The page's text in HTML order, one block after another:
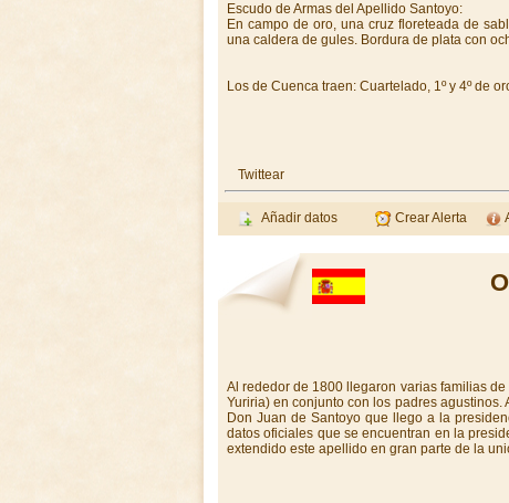
Escudo de Armas del Apellido Santoyo:
En campo de oro, una cruz floreteada de
una caldera de gules. Bordura de plata con
Los de Cuenca traen: Cuartelado, 1º y 4º de
Twittear
Añadir datos Crear Alerta
Al rededor de 1800 llegaron varias familias
Yuriria) en conjunto con los padres
Don Juan de Santoyo que llego a la
datos oficiales que se encuentran en la
extendido este apellido en gran parte de la